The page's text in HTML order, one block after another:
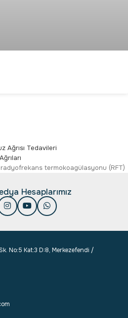
Ağrısı Tedavileri
termokoagülasyonu (RFT)
Hesaplarımız
No:5 Kat:3 D:8, Merkezefendi /